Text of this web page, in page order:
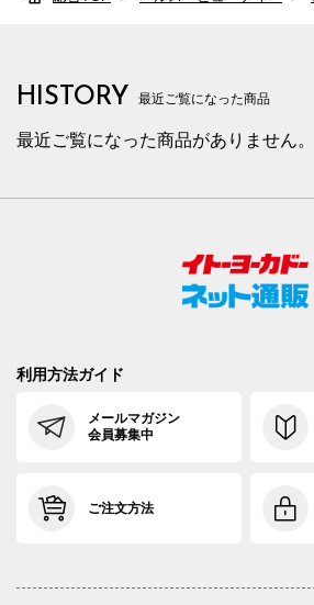
HISTORY 最近ご覧になった商品
最近ご覧になった商品がありません。
利用方法ガイド
メールマガジン
会員募集中
ご注文方法